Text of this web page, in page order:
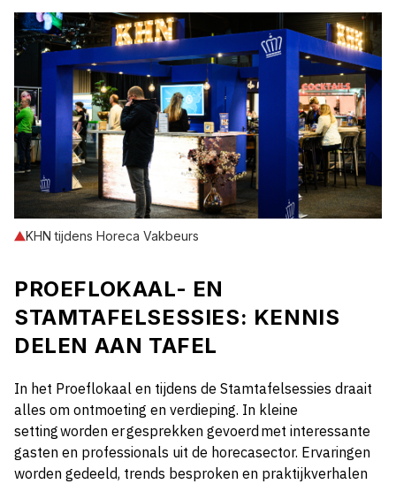
KHN tijdens Horeca Vakbeurs
PROEFLOKAAL- EN
STAMTAFELSESSIES: KENNIS
DELEN AAN TAFEL
In het Proeflokaal en tijdens de Stamtafelsessies draait
alles om ontmoeting en verdieping. In kleine
setting worden er gesprekken gevoerd met interessante
gasten en professionals uit de horecasector. Ervaringen
worden gedeeld, trends besproken en praktijkverhalen